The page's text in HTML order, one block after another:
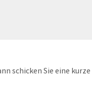
schicken Sie eine